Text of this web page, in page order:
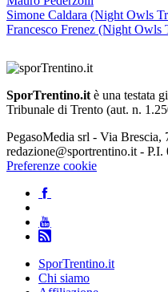
Simone Caldara (Night Owls
Francesco Frenez (Night Owls
SporTrentino.it è una testata
Tribunale di Trento (aut. n.
PegasoMedia srl - Via Brescia,
redazione@sportrentino.it - P.I.
Preferenze cookie
SporTrentino.it
Chi siamo